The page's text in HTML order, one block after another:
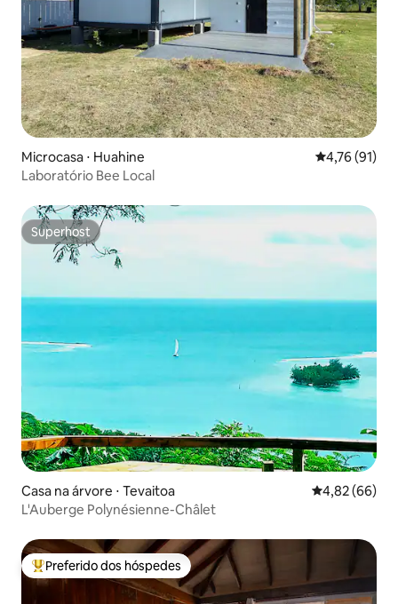
Microcasa ⋅ Huahine 4,76 de uma
4,76 (91)
Laboratório Bee Local
Superhost
Superhost
Casa na árvore ⋅ Tevaitoa 4,82 de uma
4,82 (66)
L'Auberge Polynésienne-Châlet
Entre os melhores preferidos dos hóspedes
Preferido dos hóspedes